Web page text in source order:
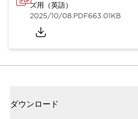
ズ用（英語）
2025/10/08.PDF663.01KB
ダウンロード